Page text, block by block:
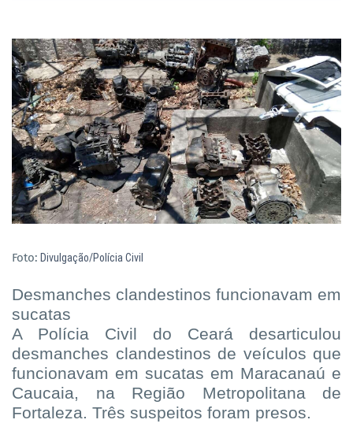
Foto: Divulgação/Polícia Civil
Desmanches clandestinos funcionavam em
sucatas
A Polícia Civil do Ceará desarticulou
desmanches clandestinos de veículos que
funcionavam em sucatas em Maracanaú e
Caucaia, na Região Metropolitana de
Fortaleza. Três suspeitos foram presos.